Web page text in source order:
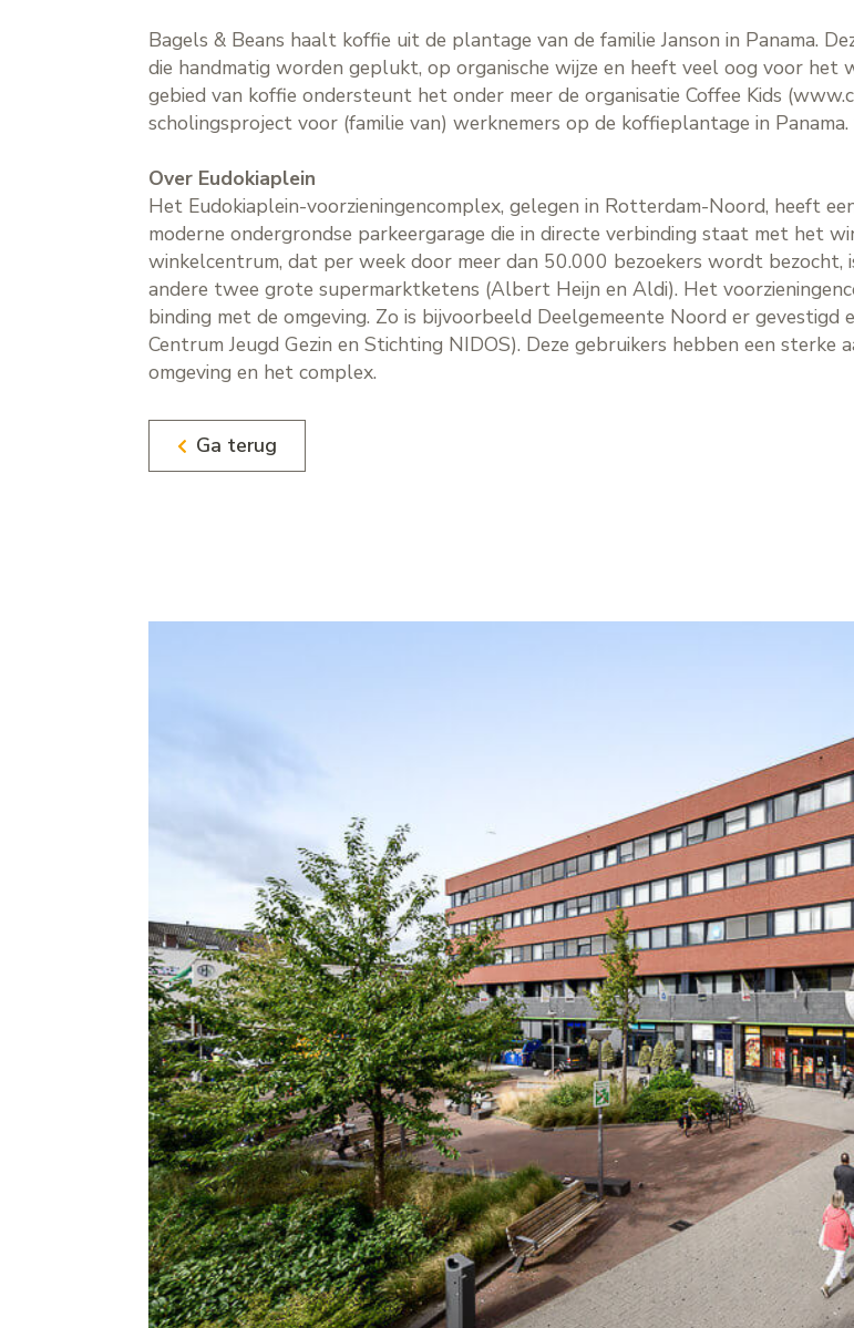
Bagels & Beans haalt koffie uit de plantage van de familie Janson in Panama.
die handmatig worden geplukt, op organische wijze en heeft veel oog voor het
gebied van koffie ondersteunt het onder meer de organisatie Coffee Kids
scholingsproject voor (familie van) werknemers op de koffieplantage in
Over Eudokiaplein
Het Eudokiaplein-voorzieningencomplex, gelegen in Rotterdam-Noord, heeft
moderne ondergrondse parkeergarage die in directe verbinding staat met het
winkelcentrum, dat per week door meer dan 50.000 bezoekers wordt bezocht,
andere twee grote supermarktketens (Albert Heijn en Aldi). Het
binding met de omgeving. Zo is bijvoorbeeld Deelgemeente Noord er
Centrum Jeugd Gezin en Stichting NIDOS). Deze gebruikers hebben een
omgeving en het complex.
Ga terug